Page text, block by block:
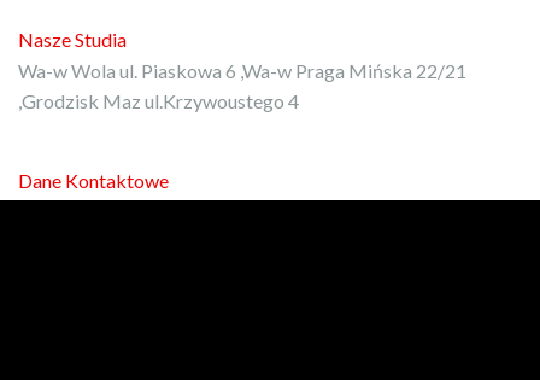
Nasze Studia
Wa-w Wola ul. Piaskowa 6 ,Wa-w Praga Mińska 22/21
,Grodzisk Maz ul.Krzywoustego 4
Dane Kontaktowe